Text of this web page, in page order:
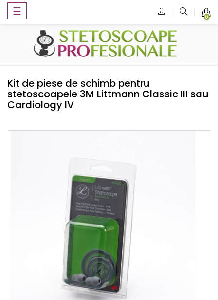
Toggle
navigation
☰ 0
Kit de piese de schimb pentru
stetoscoapele 3M Littmann Classic III sau
Cardiology IV